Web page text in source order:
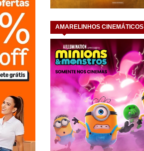
AMARELINHOS CINEMÁTICOS